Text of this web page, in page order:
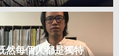
然每個人都是獨特